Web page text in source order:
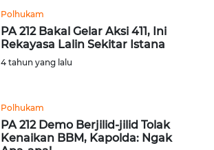
Polhukam
PA 212 Bakal Gelar Aksi 411, Ini
Rekayasa Lalin Sekitar Istana
4 tahun yang lalu
Polhukam
PA 212 Demo Berjilid-jilid Tolak
Kenaikan BBM, Kapolda: Ngak